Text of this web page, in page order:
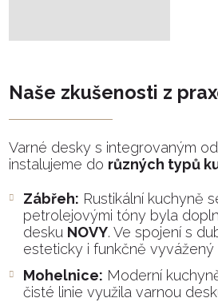
Naše zkušenosti z
Varné desky s integrovaným
instalujeme do různých typů
Zábřeh: Rustikální kuchyně
petrolejovými tóny byla
desku NOVY. Ve spojení s
esteticky i funkčně vyvážený
Mohelnice: Moderní
čisté linie využila varnou